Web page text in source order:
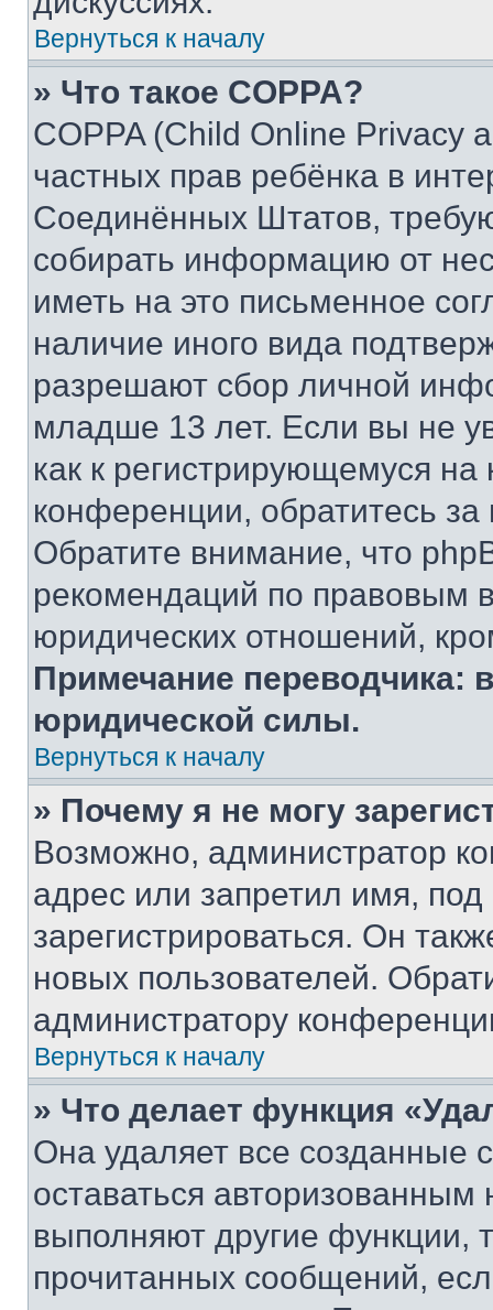
Вернуться к началу
» Что такое COPPA?
COPPA (Child Online Privacy
частных прав ребёнка в
Соединённых Штатов,
собирать информацию от
иметь на это письменное
наличие иного вида
разрешают сбор личной
младше 13 лет. Если вы не
как к регистрирующемуся
конференции, обратитесь
Обратите внимание, что
рекомендаций по правовым
юридических отношений,
Примечание переводчика:
юридической силы.
Вернуться к началу
» Почему я не могу
Возможно, администратор
адрес или запретил имя,
зарегистрироваться. Он
новых пользователей.
администратору
Вернуться к началу
» Что делает функция
Она удаляет все созданные
оставаться
выполняют другие функции,
прочитанных сообщений,